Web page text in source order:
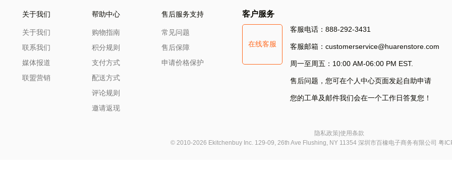
关于我们
关于我们
联系我们
媒体报道
联盟营销
帮助中心
购物指南
积分规则
支付方式
配送方式
评论规则
邀请返现
售后服务支持
常见问题
售后保障
申请价格保护
客户服务
在线客服
客服电话：888-292-3431
客服邮箱：customerservice@huarenstore.com
周一至周五：10:00 AM-06:00 PM EST.
售后问题，您可在个人中心页面发起自助申请
您的工单及邮件我们会在一个工作日答复您！
隐私政策 使用条款
© 2010-2026 Ekitchenbuy Inc. 129-09, 26th Ave Flushing, NY 11354 深圳市百橡电子商务有限公司 粤